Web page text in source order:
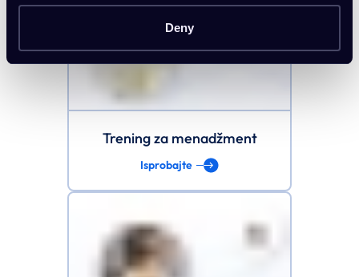
Deny
Trening za menadžment
Isprobajte